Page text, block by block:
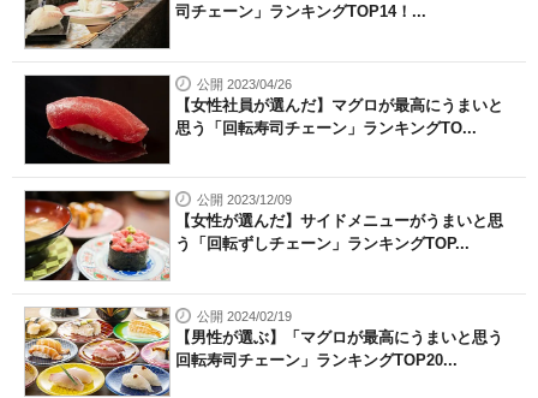
司チェーン」ランキングTOP14！...
公開 2023/04/26
【女性社員が選んだ】マグロが最高にうまいと
思う「回転寿司チェーン」ランキングTO...
公開 2023/12/09
【女性が選んだ】サイドメニューがうまいと思
う「回転ずしチェーン」ランキングTOP...
公開 2024/02/19
【男性が選ぶ】「マグロが最高にうまいと思う
回転寿司チェーン」ランキングTOP20...